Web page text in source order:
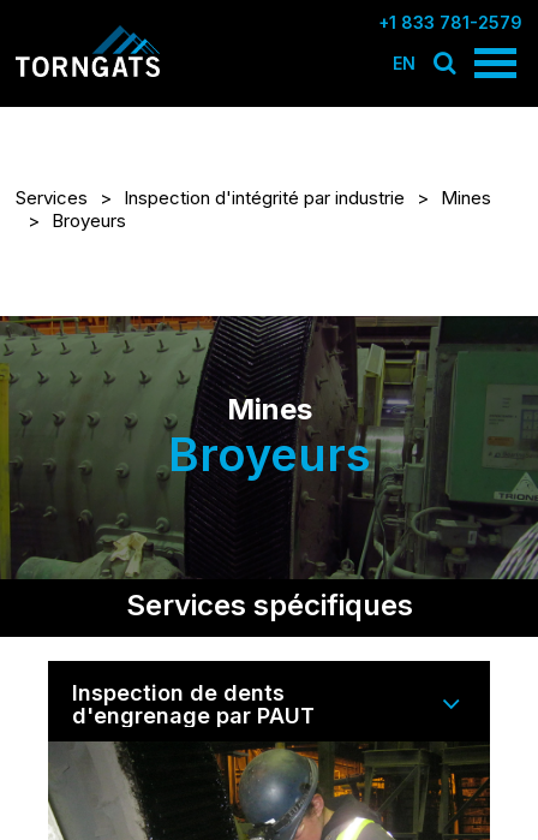
+1 833 781-2579
EN
Services Inspection d'intégrité par industrie
Mines
Broyeurs
Mines
Broyeurs
Services spécifiques
Inspection de dents
d'engrenage par PAUT